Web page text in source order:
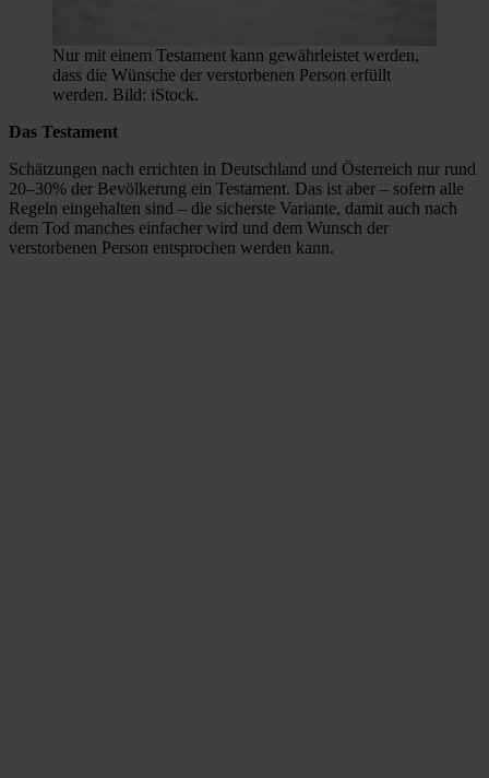
Nur mit einem Testament kann gewährleistet werden,
dass die Wünsche der verstorbenen Person erfüllt
werden. Bild: iStock.
Das Testament
Schätzungen nach errichten in Deutschland und Österreich nur rund
20–30% der Bevölkerung ein Testament. Das ist aber – sofern alle
Regeln eingehalten sind – die sicherste Variante, damit auch nach
dem Tod manches einfacher wird und dem Wunsch der
verstorbenen Person entsprochen werden kann.